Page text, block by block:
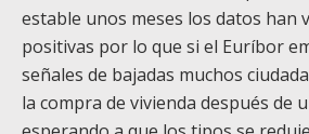
estable unos meses los datos han
positivas por lo que si el Euríbor
señales de bajadas muchos
la compra de vivienda después de